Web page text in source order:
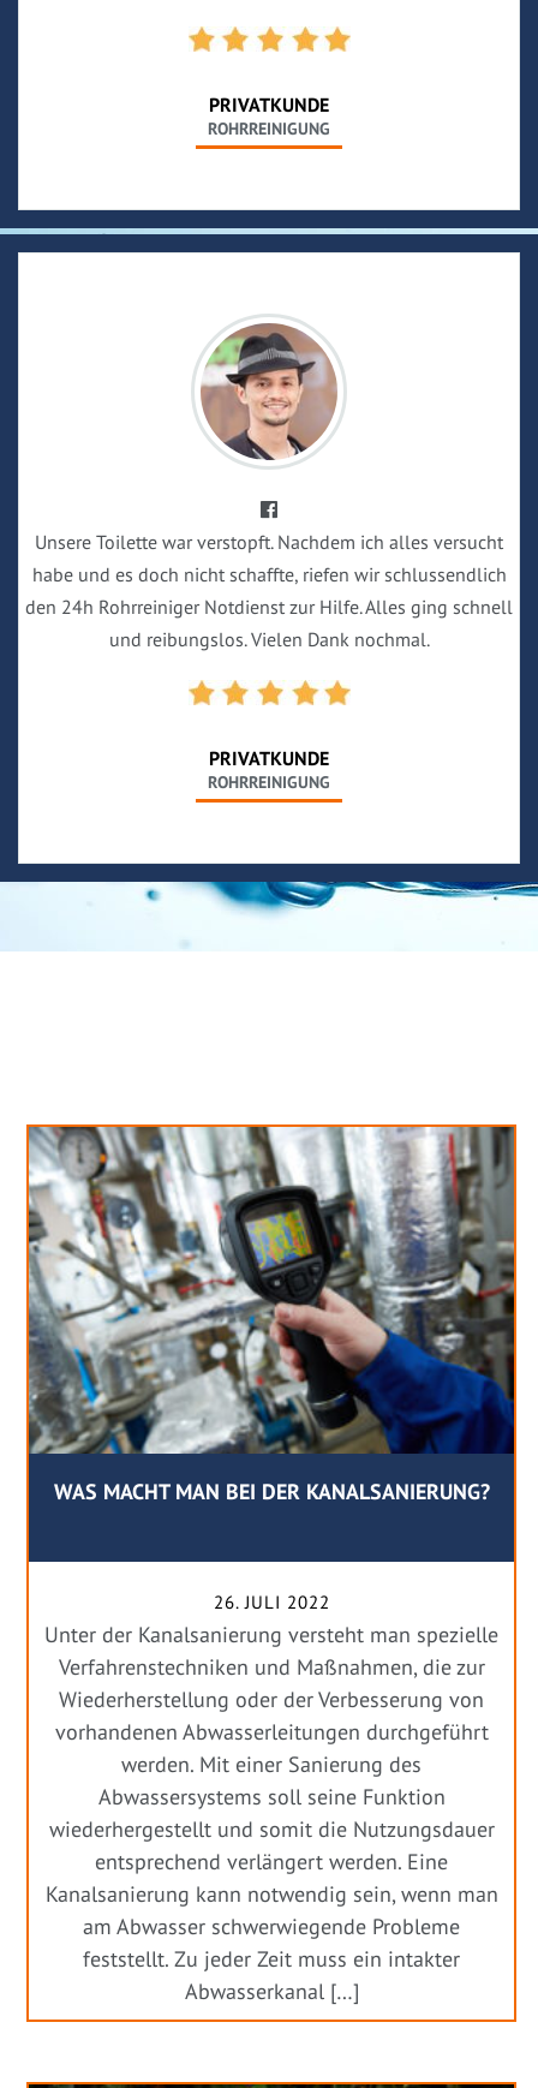
PRIVATKUNDE
ROHRREINIGUNG
Unsere Toilette war verstopft. Nachdem ich alles versucht
habe und es doch nicht schaffte, riefen wir schlussendlich
den 24h Rohrreiniger Notdienst zur Hilfe. Alles ging schnell
und reibungslos. Vielen Dank nochmal.
PRIVATKUNDE
ROHRREINIGUNG
WAS MACHT MAN BEI DER KANALSANIERUNG?
26. JULI 2022
Unter der Kanalsanierung versteht man spezielle
Verfahrenstechniken und Maßnahmen, die zur
Wiederherstellung oder der Verbesserung von
vorhandenen Abwasserleitungen durchgeführt
werden. Mit einer Sanierung des
Abwassersystems soll seine Funktion
wiederhergestellt und somit die Nutzungsdauer
entsprechend verlängert werden. Eine
Kanalsanierung kann notwendig sein, wenn man
am Abwasser schwerwiegende Probleme
feststellt. Zu jeder Zeit muss ein intakter
Abwasserkanal […]